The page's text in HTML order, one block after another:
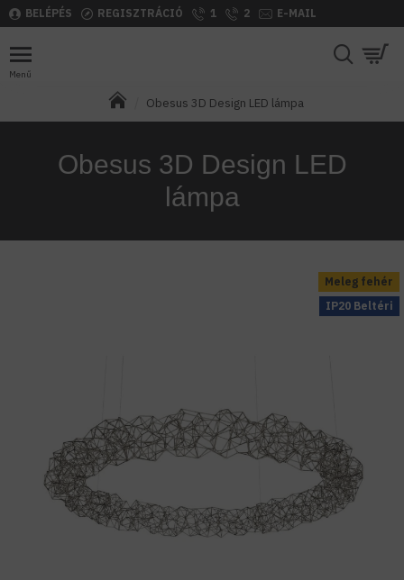
BELÉPÉS REGISZTRÁCIÓ 1 2 E-MAIL
Obesus 3D Design LED lámpa
Obesus 3D Design LED
lámpa
Meleg fehér
IP20 Beltéri